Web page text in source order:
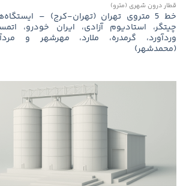
قطار درون شهری (مترو)
خط 5 متروی تهران (تهران-کرج) –
چیتگر، استادیوم آزادی، ایران خودرو،
وردآورد، گرمدره، ملارد، مهرشهر و
(محمدشهر)